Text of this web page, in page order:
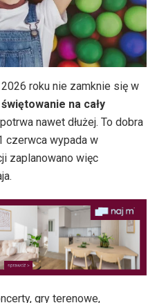
roku nie zamknie się w
świętowanie na cały
nawet dłużej. To dobra
czerwca wypada w
zaplanowano więc
gry terenowe,